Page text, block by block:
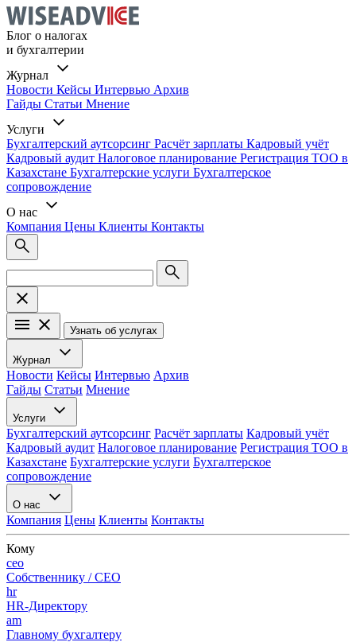
Блог о налогах
и бухгалтерии
Журнал
Новости Кейсы Интервью Архив
Гайды Статьи Мнение
Услуги
Бухгалтерский аутсорсинг Расчёт зарплаты Кадровый учёт
Кадровый аудит Налоговое планирование Регистрация ТОО в
Казахстане Бухгалтерские услуги Бухгалтерское
сопровождение
О нас
Компания Цены Клиенты Контакты
Узнать об услугах
Журнал
Новости Кейсы Интервью Архив
Гайды Статьи Мнение
Услуги
Бухгалтерский аутсорсинг Расчёт зарплаты Кадровый учёт
Кадровый аудит Налоговое планирование Регистрация ТОО в
Казахстане Бухгалтерские услуги Бухгалтерское
сопровождение
О нас
Компания Цены Клиенты Контакты
Кому
ceo
Собственнику / CEO
hr
HR-Директору
am
Главному бухгалтеру